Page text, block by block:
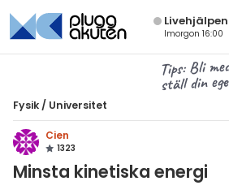
Live­hjälpen
Imorgon 16:00
Tips: Bli
ställ din
Fysik / Universitet
Cien
1323
Minsta kinetiska energi
Fysik
Fysik 1